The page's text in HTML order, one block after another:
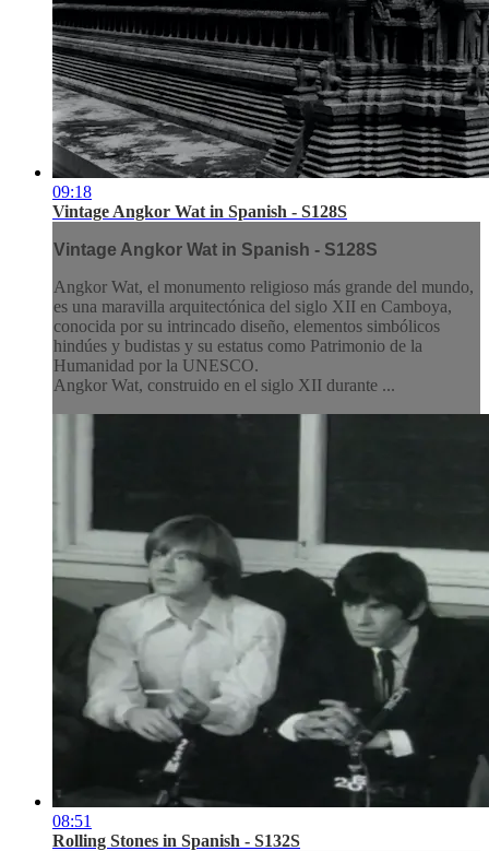
09:18
Vintage Angkor Wat in Spanish - S128S
Vintage Angkor Wat in Spanish - S128S
Angkor Wat, el monumento religioso más grande del mundo,
es una maravilla arquitectónica del siglo XII en Camboya,
conocida por su intrincado diseño, elementos simbólicos
hindúes y budistas y su estatus como Patrimonio de la
Humanidad por la UNESCO.
Angkor Wat, construido en el siglo XII durante ...
08:51
Rolling Stones in Spanish - S132S